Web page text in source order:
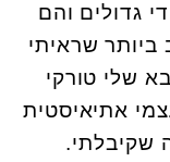
גדולים והם
ביותר שראיתי
שלי טורקי
אתיאיסטית
שקיבלתי.